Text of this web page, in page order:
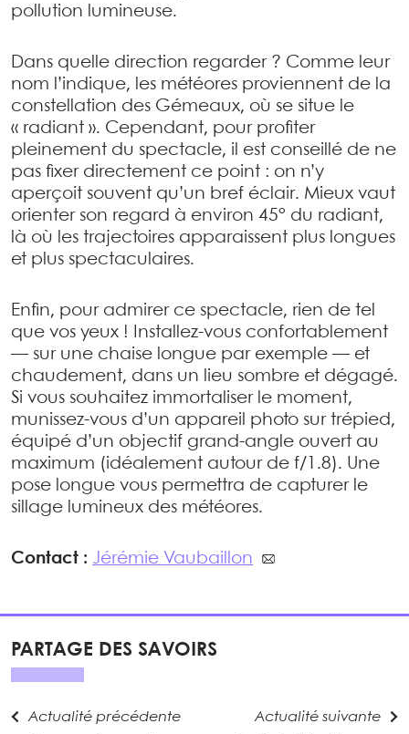
pollution lumineuse.
Dans quelle direction regarder ? Comme leur
nom l’indique, les météores proviennent de la
constellation des Gémeaux, où se situe le
« radiant ». Cependant, pour profiter
pleinement du spectacle, il est conseillé de ne
pas fixer directement ce point : on n’y
aperçoit souvent qu’un bref éclair. Mieux vaut
orienter son regard à environ 45° du radiant,
là où les trajectoires apparaissent plus longues
et plus spectaculaires.
Enfin, pour admirer ce spectacle, rien de tel
que vos yeux ! Installez-vous confortablement
— sur une chaise longue par exemple — et
chaudement, dans un lieu sombre et dégagé.
Si vous souhaitez immortaliser le moment,
munissez-vous d’un appareil photo sur trépied,
équipé d’un objectif grand-angle ouvert au
maximum (idéalement autour de f/1.8). Une
pose longue vous permettra de capturer le
sillage lumineux des météores.
Contact : Jérémie Vaubaillon
PARTAGE DES SAVOIRS
Actualité précédente Actualité suivante